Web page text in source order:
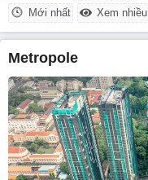
Mới nhất Xem nhiều
Metropole